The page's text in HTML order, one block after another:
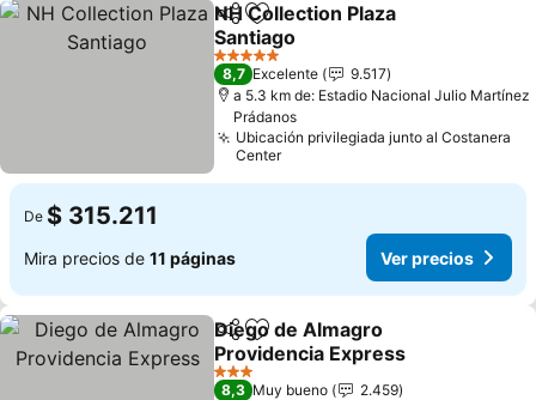
CompartirAgregar a favoritos
NH Collection Plaza
Santiago
Ver precios
5 Estrellas
8,7 Excelente
9.517
a 5.3 km de: Estadio Nacional Julio Martínez
Prádanos
Ubicación privilegiada junto al Costanera
Center
De $ 315.211
Mira precios de 11 páginas Ver precios
CompartirAgregar a favoritos
Diego de Almagro
Providencia Express
Ver precios
3 Estrellas
8,3 Muy bueno
2.459